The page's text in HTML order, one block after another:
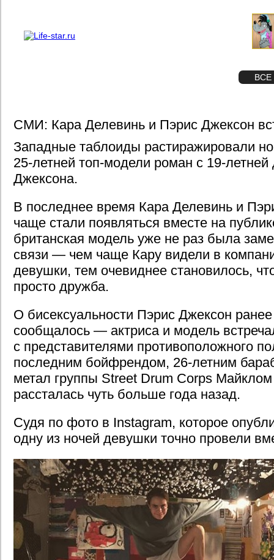
ВСЕ
СМИ: Кара Делевинь и Пэрис Джексон
Западные таблоиды растиражировали
25-летней топ-модели роман с 19-
Джексона.
В последнее время Кара Делевинь и
чаще стали появляться вместе на
британская модель уже не раз была
связи — чем чаще Кару видели в
девушки, тем очевиднее становилось,
просто дружба.
О бисексуальности Пэрис Джексон ранее
сообщалось — актриса и модель
с представителями противоположного
последним бойфрендом, 26-летним
метал группы Street Drum Corps
рассталась чуть больше года назад.
Судя по фото в Instagram, которое
одну из ночей девушки точно провели